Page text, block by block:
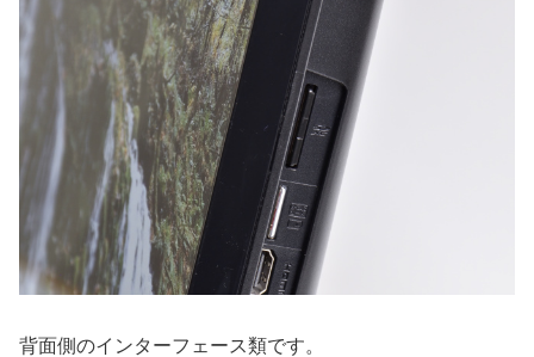
背面側のインターフェース類です。